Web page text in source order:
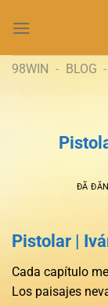
đến
dung98WIN - BLOG -
ĐÃ
Pistolar |
Cada capítulo
Los paisajes